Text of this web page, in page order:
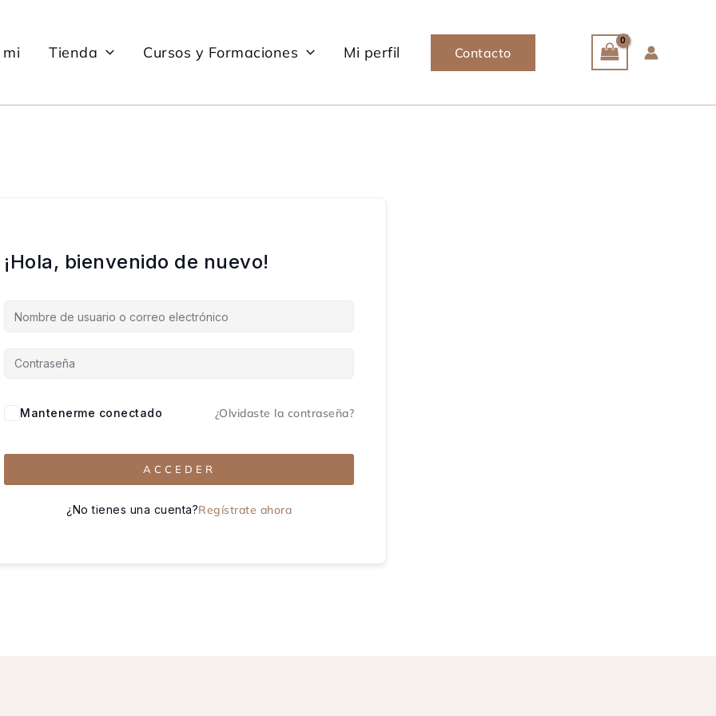
Tienda Cursos y Formaciones Mi perfil Contacto
¡Hola, bienvenido de nuevo!
Mantenerme conectado ¿Olvidaste la contraseña?
ACCEDER
¿No tienes una cuenta?Regístrate ahora